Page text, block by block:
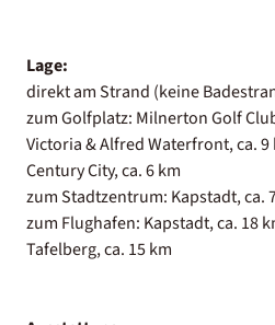
Lage:
direkt am Strand (keine
zum Golfplatz: Milnerton Golf
Victoria & Alfred Waterfront, ca. 9
Century City, ca. 6 km
zum Stadtzentrum: Kapstadt, ca.
zum Flughafen: Kapstadt, ca. 18
Tafelberg, ca. 15 km